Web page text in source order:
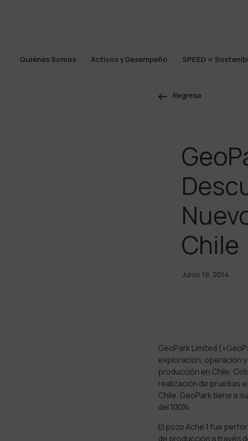
Quiénes Somos
Activos y Desempeño
SPEED =
Regresa
Chile
Junio 19, 2014
GeoPark Limited
exploración, operación
producción en Chile,
realización de pruebas
Chile. GeoPark tiene a
del 100%.
El pozo Ache 1 fue
de producción a través